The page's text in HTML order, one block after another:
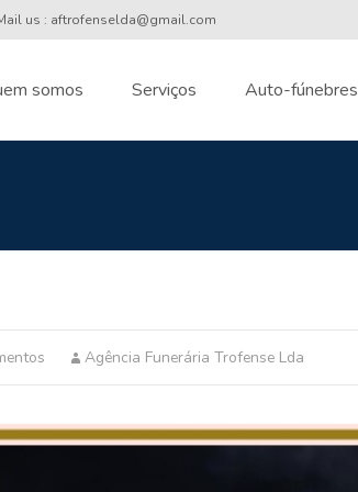
us : aftrofenselda@gmail.com
somos Serviços Auto-fúnebres
Agência Funerária Trofense Lda